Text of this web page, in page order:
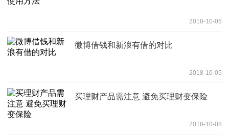
2018-10-05
微博借钱和新浪有借的对比
2018-10-05
买理财产品需注意 避免买理财变保险
2018-10-08